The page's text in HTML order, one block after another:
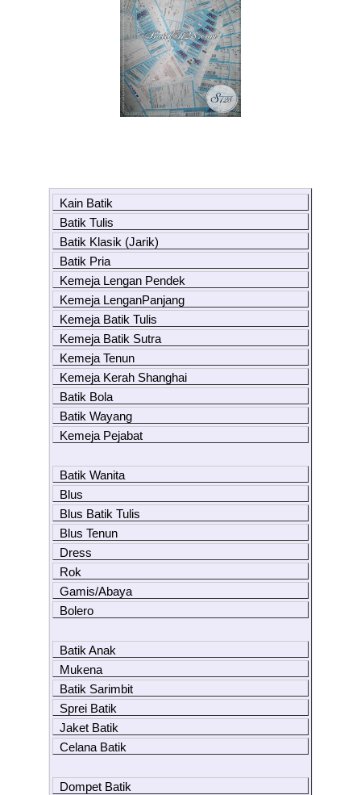
Kain Batik
Batik Tulis
Batik Klasik (Jarik)
Batik Pria
Kemeja Lengan Pendek
Kemeja LenganPanjang
Kemeja Batik Tulis
Kemeja Batik Sutra
Kemeja Tenun
Kemeja Kerah Shanghai
Batik Bola
Batik Wayang
Kemeja Pejabat
Batik Wanita
Blus
Blus Batik Tulis
Blus Tenun
Dress
Rok
Gamis/Abaya
Bolero
Batik Anak
Mukena
Batik Sarimbit
Sprei Batik
Jaket Batik
Celana Batik
Dompet Batik